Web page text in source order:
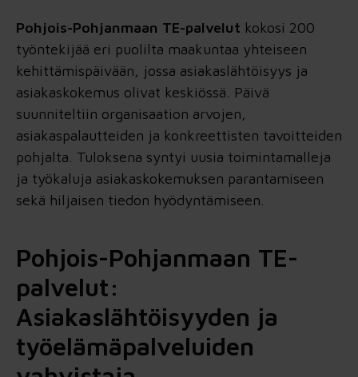
Pohjois-Pohjanmaan TE-palvelut kokosi 200
työntekijää eri puolilta maakuntaa yhteiseen
kehittämispäivään, jossa asiakaslähtöisyys ja
asiakaskokemus olivat keskiössä. Päivä
suunniteltiin organisaation arvojen,
asiakaspalautteiden ja konkreettisten tavoitteiden
pohjalta. Tuloksena syntyi uusia toimintamalleja
ja työkaluja asiakaskokemuksen parantamiseen
sekä hiljaisen tiedon hyödyntämiseen.
Pohjois-Pohjanmaan TE-
palvelut:
Asiakaslähtöisyyden ja
työelämäpalveluiden